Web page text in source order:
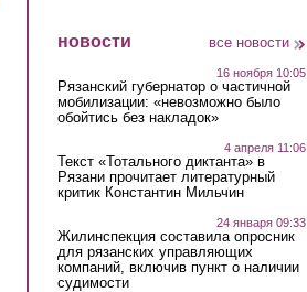
новости все новости
16 ноября 10:05
Рязанский губернатор о частичной
мобилизации: «невозможно было
обойтись без накладок»
4 апреля 11:06
Текст «Тотального диктанта» в
Рязани прочитает литературный
критик Константин Мильчин
24 января 09:33
Жилинспекция составила опросник
для рязанских управляющих
компаний, включив пункт о наличии
судимости